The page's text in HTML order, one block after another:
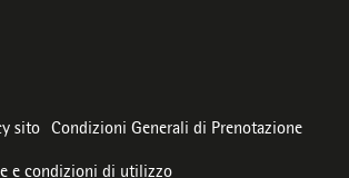
sito Condizioni Generali di Prenotazione
e condizioni di utilizzo